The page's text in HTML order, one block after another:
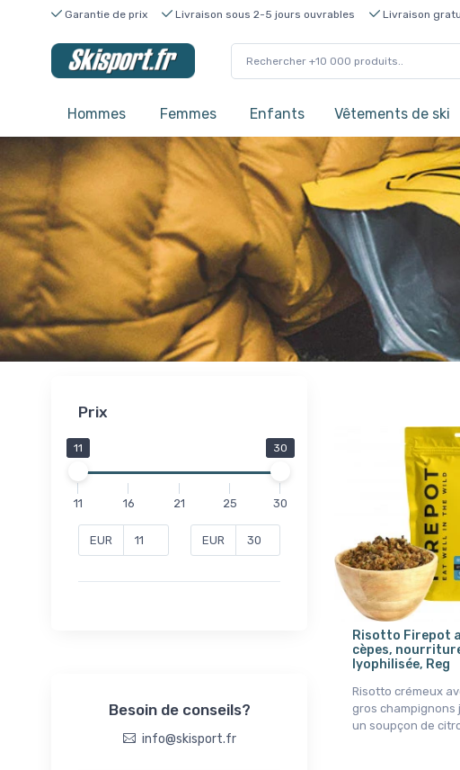
Garantie de prix Livraison sous 2-5 jours ouvrables Livraison
Hommes Femmes Enfants Vêtements de ski
Prix
11 30
11 16 21 25 30
EUR EUR
Besoin de conseils?
info@skisport.fr
Risotto Firepot
cèpes,
lyophilisée, Reg
Risotto crémeux
gros champignons
un soupçon de